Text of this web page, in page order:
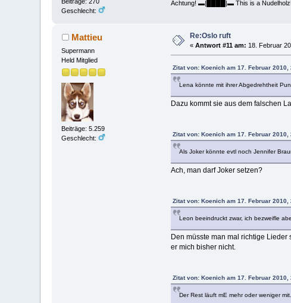
Geschlecht:
Achtung! ▬|████|▬ This is a Nudelholz!
Mattieu
Supermann
Held Mitglied
Beiträge: 5.259
Geschlecht:
Re:Oslo ruft
«Antwort #11 am: 18. Februar
Zitat von: Koenich am 17. Februar 2010,
Lena könnte mit ihrer Abgedrehtheit
Dazu kommt sie aus dem falschen
Zitat von: Koenich am 17. Februar 2010,
Als Joker könnte evtl noch Jennifer
Ach, man darf Joker setzen?
Zitat von: Koenich am 17. Februar 2010,
Leon beeindruckt zwar, ich bezweifle
Den müsste man mal richtige
er mich bisher nicht.
Zitat von: Koenich am 17. Februar 2010,
Der Rest läuft mE mehr oder weniger mit.